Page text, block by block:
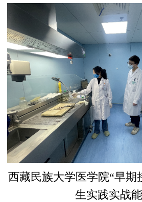
西藏民族大学医学院“早期
生实践实战